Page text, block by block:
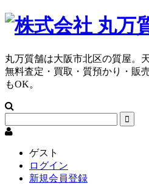
丸万質舗は大阪市北区の質屋。
無料査定・買取・質預かり・販
もOK。
ゲスト
ログイン
新規会員登録